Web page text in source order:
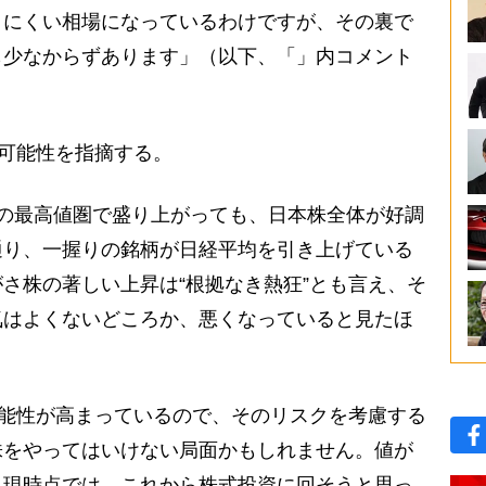
くい相場になっているわけですが、その裏で
なからずあります」（以下、「」内コメント
性を指摘する。
最高値圏で盛り上がっても、日本株全体が好調
、一握りの銘柄が日経平均を引き上げている
株の著しい上昇は“根拠なき熱狂”とも言え、そ
よくないどころか、悪くなっていると見たほ
が高まっているので、そのリスクを考慮する
やってはいけない局面かもしれません。値が